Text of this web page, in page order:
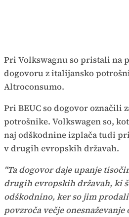
Pri Volkswagnu so pristali na
dogovoru z italijansko
Altroconsumo.
Pri BEUC so dogovor označili
potrošnike. Volkswagen so,
naj odškodnine izplača tudi
v drugih evropskih državah.
"Ta dogovor daje upanje
drugih evropskih državah, ki
odškodnino, ker so jim
povzroča večje onesnaževanje